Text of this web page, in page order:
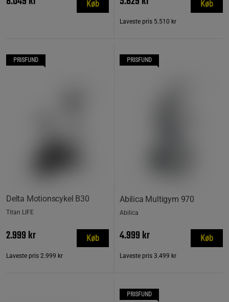
Køb
Laveste pris 5.510 kr
Køb
PRISFUND
Delta Motionscykel B30
Titan LIFE
2.999 kr
Laveste pris 2.999 kr
Køb
PRISFUND
Abilica Multigym 970
Abilica
4.999 kr
Laveste pris 3.499 kr
Køb
PRISFUND